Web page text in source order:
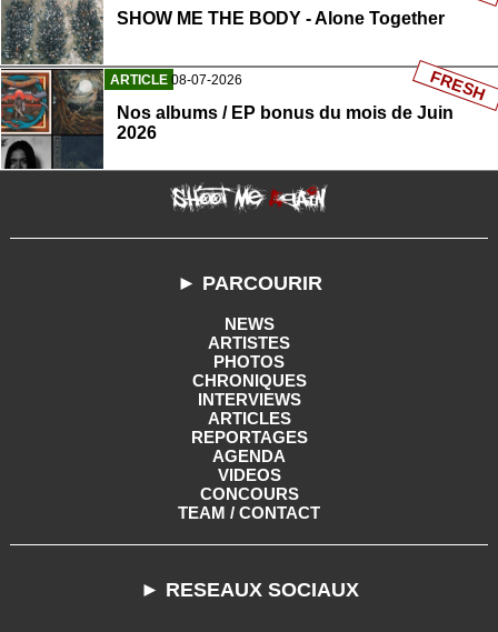
SHOW ME THE BODY - Alone Together
ARTICLE 08-07-2026
Nos albums / EP bonus du mois de Juin
2026
FRESH
► PARCOURIR
NEWS
ARTISTES
PHOTOS
CHRONIQUES
INTERVIEWS
ARTICLES
REPORTAGES
AGENDA
VIDEOS
CONCOURS
TEAM / CONTACT
► RESEAUX SOCIAUX